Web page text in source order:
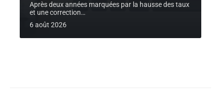
Après deux années marquées par la hausse des taux
et une correction…
6 août 2026